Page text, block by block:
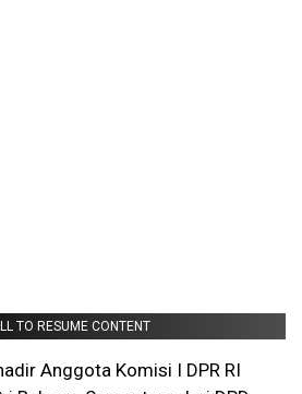
TO RESUME CONTENT
Anggota Komisi I DPR RI